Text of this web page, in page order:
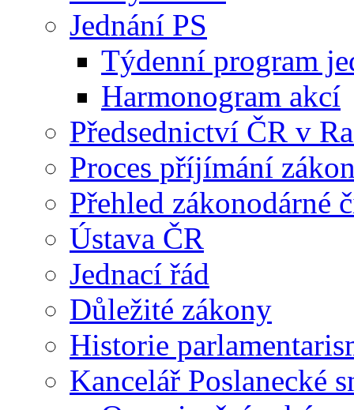
Jednání PS
Týdenní program
Harmonogram akcí
Předsednictví ČR v
Proces příjímání
Přehled zákonodárné
Ústava ČR
Jednací řád
Důležité zákony
Historie
Kancelář Poslanecké